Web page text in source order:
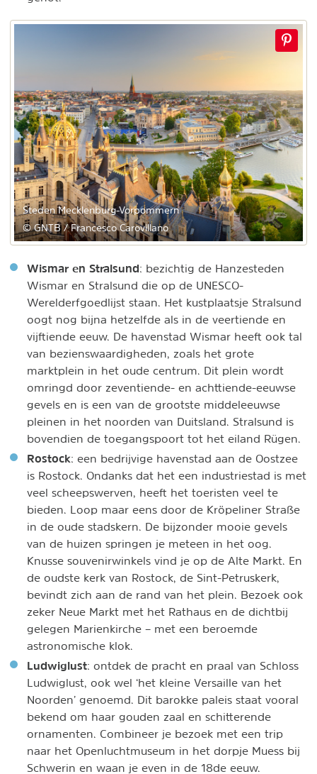
Steden Mecklenburg-Vorpommern
© GNTB / Francesco Carovillano
Wismar en Stralsund: bezichtig de Hanzesteden
Wismar en Stralsund die op de UNESCO-
Werelderfgoedlijst staan. Het kustplaatsje Stralsund
oogt nog bijna hetzelfde als in de veertiende en
vijftiende eeuw. De havenstad Wismar heeft ook tal
van bezienswaardigheden, zoals het grote
marktplein in het oude centrum. Dit plein wordt
omringd door zeventiende- en achttiende-eeuwse
gevels en is een van de grootste middeleeuwse
pleinen in het noorden van Duitsland. Stralsund is
bovendien de toegangspoort tot het eiland Rügen.
Rostock: een bedrijvige havenstad aan de Oostzee
is Rostock. Ondanks dat het een industriestad is met
veel scheepswerven, heeft het toeristen veel te
bieden. Loop maar eens door de Kröpeliner Straße
in de oude stadskern. De bijzonder mooie gevels
van de huizen springen je meteen in het oog.
Knusse souvenirwinkels vind je op de Alte Markt. En
de oudste kerk van Rostock, de Sint-Petruskerk,
bevindt zich aan de rand van het plein. Bezoek ook
zeker Neue Markt met het Rathaus en de dichtbij
gelegen Marienkirche – met een beroemde
astronomische klok.
Ludwiglust: ontdek de pracht en praal van Schloss
Ludwiglust, ook wel ‘het kleine Versaille van het
Noorden’ genoemd. Dit barokke paleis staat vooral
bekend om haar gouden zaal en schitterende
ornamenten. Combineer je bezoek met een trip
naar het Openluchtmuseum in het dorpje Muess bij
Schwerin en waan je even in de 18de eeuw.